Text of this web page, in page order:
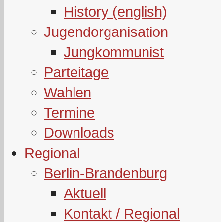
History (english)
Jugendorganisation
Jungkommunist
Parteitage
Wahlen
Termine
Downloads
Regional
Berlin-Brandenburg
Aktuell
Kontakt / Regional